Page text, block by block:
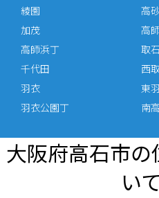
綾園
加茂
高
高
高師浜丁
千代田
取石
西
羽衣
羽衣公園丁
東
南
大阪府高石市
いて